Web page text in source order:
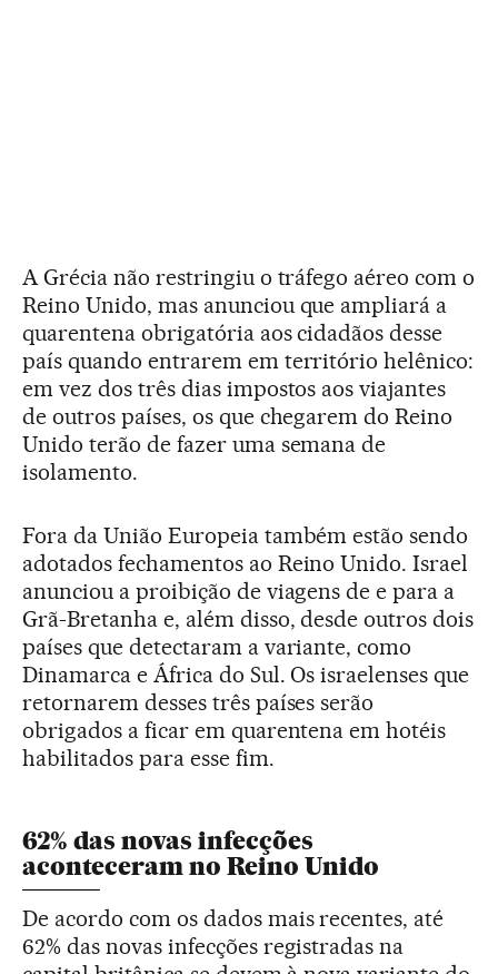
A Grécia não restringiu o tráfego aéreo com o
Reino Unido, mas anunciou que ampliará a
quarentena obrigatória aos cidadãos desse
país quando entrarem em território helênico:
em vez dos três dias impostos aos viajantes
de outros países, os que chegarem do Reino
Unido terão de fazer uma semana de
isolamento.
Fora da União Europeia também estão sendo
adotados fechamentos ao Reino Unido. Israel
anunciou a proibição de viagens de e para a
Grã-Bretanha e, além disso, desde outros dois
países que detectaram a variante, como
Dinamarca e África do Sul. Os israelenses que
retornarem desses três países serão
obrigados a ficar em quarentena em hotéis
habilitados para esse fim.
62% das novas infecções
aconteceram no Reino Unido
De acordo com os dados mais recentes, até
62% das novas infecções registradas na